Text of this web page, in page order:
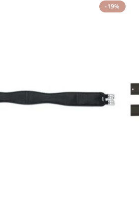
-19%